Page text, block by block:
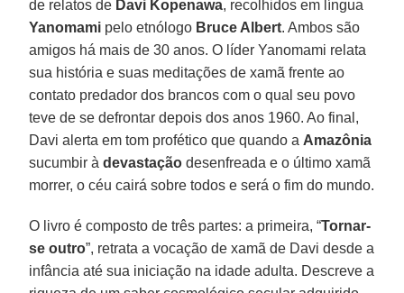
de relatos de Davi Kopenawa, recolhidos em língua
Yanomami pelo etnólogo Bruce Albert. Ambos são
amigos há mais de 30 anos. O líder Yanomami relata
sua história e suas meditações de xamã frente ao
contato predador dos brancos com o qual seu povo
teve de se defrontar depois dos anos 1960. Ao final,
Davi alerta em tom profético que quando a Amazônia
sucumbir àdevastação desenfreada e o último xamã
morrer, o céu cairá sobre todos e será o fim do mundo.
O livro é composto de três partes: a primeira, “Tornar-
se outro”, retrata a vocação de xamã de Davi desde a
infância até sua iniciação na idade adulta. Descreve a